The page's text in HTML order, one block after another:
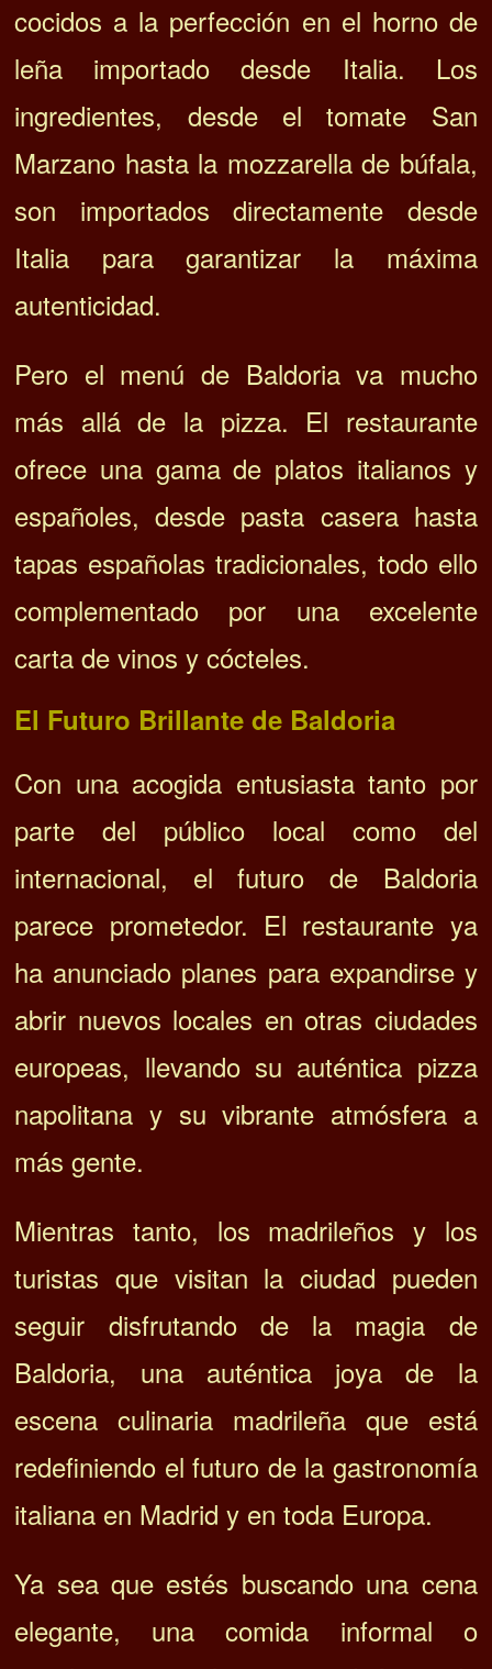
cocidos a la perfección en el horno de
leña importado desde Italia. Los
ingredientes, desde el tomate San
Marzano hasta la mozzarella de búfala,
son importados directamente desde
Italia para garantizar la máxima
autenticidad.
Pero el menú de Baldoria va mucho
más allá de la pizza. El restaurante
ofrece una gama de platos italianos y
españoles, desde pasta casera hasta
tapas españolas tradicionales, todo ello
complementado por una excelente
carta de vinos y cócteles.
El Futuro Brillante de Baldoria
Con una acogida entusiasta tanto por
parte del público local como del
internacional, el futuro de Baldoria
parece prometedor. El restaurante ya
ha anunciado planes para expandirse y
abrir nuevos locales en otras ciudades
europeas, llevando su auténtica pizza
napolitana y su vibrante atmósfera a
más gente.
Mientras tanto, los madrileños y los
turistas que visitan la ciudad pueden
seguir disfrutando de la magia de
Baldoria, una auténtica joya de la
escena culinaria madrileña que está
redefiniendo el futuro de la gastronomía
italiana en Madrid y en toda Europa.
Ya sea que estés buscando una cena
elegante, una comida informal o